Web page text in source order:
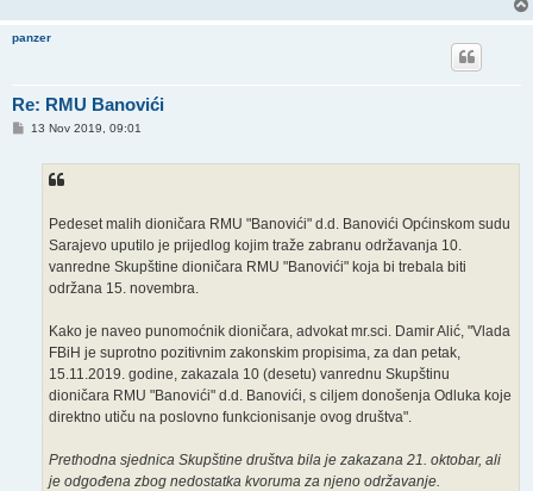
panzer
Re: RMU Banovići
P13 Nov 2019, 09:01
Pedeset malih dioničara RMU "Banovići" d.d. Banovići Općinskom sudu
Sarajevo uputilo je prijedlog kojim traže zabranu održavanja 10.
vanredne Skupštine dioničara RMU "Banovići" koja bi trebala biti
održana 15. novembra.
Kako je naveo punomoćnik dioničara, advokat mr.sci. Damir Alić, "Vlada
FBiH je suprotno pozitivnim zakonskim propisima, za dan petak,
15.11.2019. godine, zakazala 10 (desetu) vanrednu Skupštinu
dioničara RMU "Banovići" d.d. Banovići, s ciljem donošenja Odluka koje
direktno utiču na poslovno funkcionisanje ovog društva".
Prethodna sjednica Skupštine društva bila je zakazana 21. oktobar, ali
je odgođena zbog nedostatka kvoruma za njeno održavanje.